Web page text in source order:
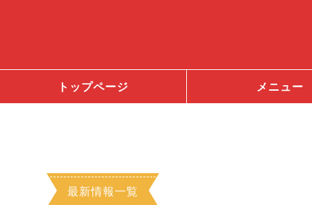
トップページ メニュー
最新情報一覧